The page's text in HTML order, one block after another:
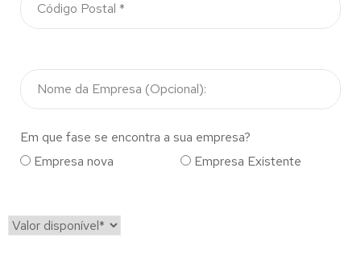
Em que fase se encontra a sua empresa?
Empresa nova
Empresa Existente